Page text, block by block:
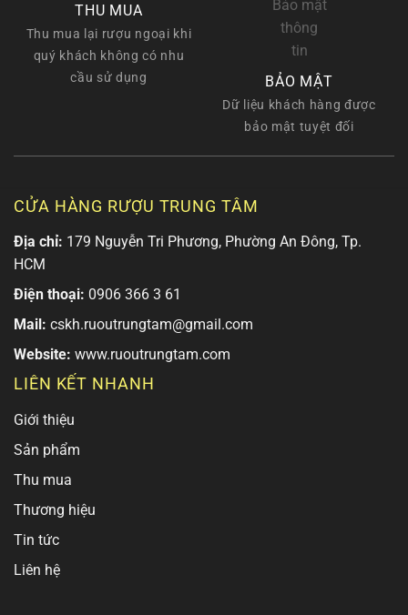
THU MUA
Thu mua lại rượu ngoại khi
quý khách không có nhu
cầu sử dụng
BẢO MẬT
Dữ liệu khách hàng được
bảo mật tuyệt đối
CỬA HÀNG RƯỢU TRUNG TÂM
Địa chỉ: 179 Nguyễn Tri Phương, Phường An Đông, Tp.
HCM
Điện thoại: 0906 366 3 61
Mail: cskh.ruoutrungtam@gmail.com
Website: www.ruoutrungtam.com
LIÊN KẾT NHANH
Giới thiệu
Sản phẩm
Thu mua
Thương hiệu
Tin tức
Liên hệ